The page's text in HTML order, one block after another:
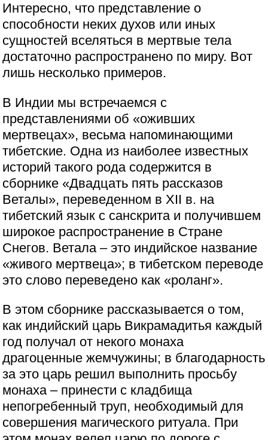
Интересно, что представление о
способности неких духов или иных
сущностей вселяться в мертвые тела
достаточно распространено по миру. Вот
лишь несколько примеров.
В Индии мы встречаемся с
представлениями об «оживших
мертвецах», весьма напоминающими
тибетские. Одна из наиболее известных
историй такого рода содержится в
сборнике «Двадцать пять рассказов
Веталы», переведенном в XII в. на
тибетский язык с санскрита и получившем
широкое распространение в Стране
Снегов. Ветала – это индийское название
«живого мертвеца»; в тибетском переводе
это слово переведено как «роланг».
В этом сборнике рассказывается о том,
как индийский царь Викрамадитья каждый
год получал от некого монаха
драгоценные жемчужины; в благодарность
за это царь решил выполнить просьбу
монаха – принести с кладбища
непогребенный труп, необходимый для
совершения магического ритуала. При